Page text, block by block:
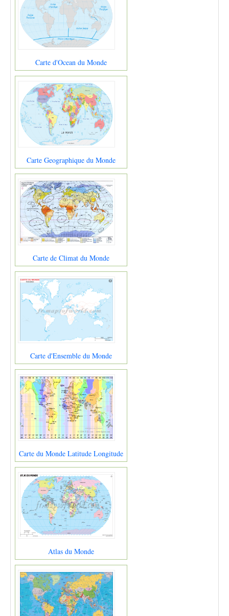
Carte d'Ocean du Monde
Carte Geographique du Monde
Carte de Climat du Monde
Carte d'Ensemble du Monde
Carte du Monde Latitude Longitude
Atlas du Monde